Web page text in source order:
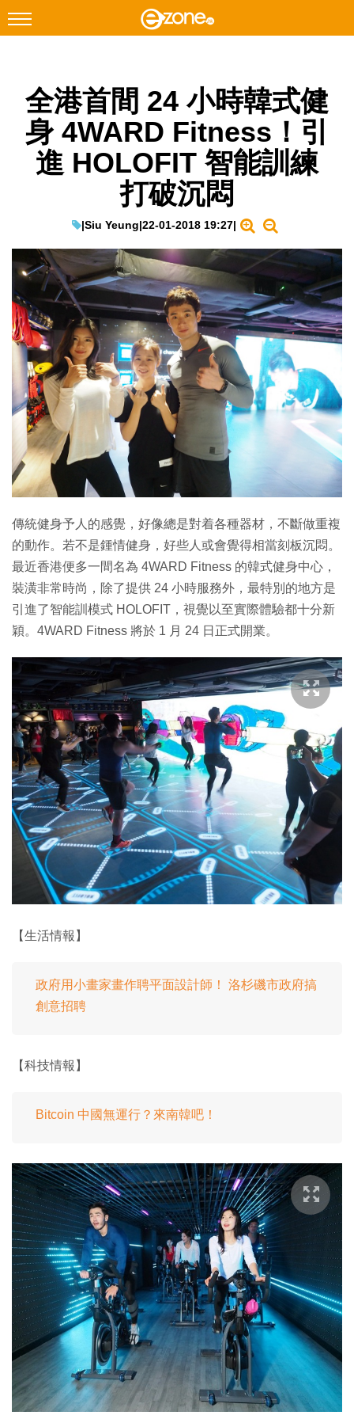
Facebook Instagram
科技焦點
網絡生活
EduTech
IT Times
生成式AI與雲端應用
Enterprise Digital Transformation
特集
全港首間 24 小時韓式健
身 4WARD Fitness！引
進 HOLOFIT 智能訓練
打破沉悶
|Siu Yeung|22-01-2018 19:27|
傳統健身予人的感覺，好像總是對着各種器材，不斷做重複
的動作。若不是鍾情健身，好些人或會覺得相當刻板沉悶。
最近香港便多一間名為 4WARD Fitness 的韓式健身中心，
裝潢非常時尚，除了提供 24 小時服務外，最特別的地方是
引進了智能訓模式 HOLOFIT，視覺以至實際體驗都十分新
穎。4WARD Fitness 將於 1 月 24 日正式開業。
【生活情報】
政府用小畫家畫作聘平面設計師！ 洛杉磯市政府搞
創意招聘
【科技情報】
Bitcoin 中國無運行？來南韓吧！